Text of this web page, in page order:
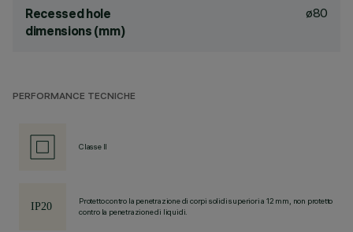
Recessed hole
dimensions (mm)
ø80
PERFORMANCE TECNICHE
Classe II
Protetto contro la penetrazione di corpi solidi superiori a 12 mm, non protetto
contro la penetrazione di liquidi.